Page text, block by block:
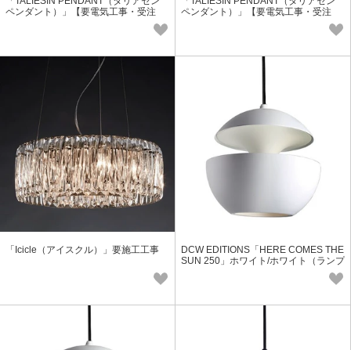
ペンダント）」【要電気工事・受注
ペンダント）」【要電気工事・受注
「Icicle（アイスクル）」要施工工事
DCW EDITIONS「HERE COMES THE
SUN 250」ホワイト/ホワイト（ランプ